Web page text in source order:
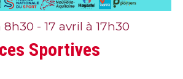
8h30 - 17 avril à 17h30
Sportives